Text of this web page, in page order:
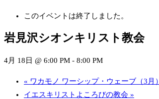
このイベントは終了しました。
岩見沢シオンキリスト教会
4月 18日 @ 6:00 PM - 8:00 PM
« ワカモノ ワーシップ・ウェーブ（3月）
イエスキリストよころびの教会 »